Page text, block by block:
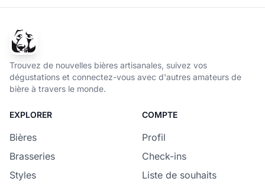
Trouvez de nouvelles bières artisanales, suivez vos
dégustations et connectez-vous avec d'autres amateurs de
bière à travers le monde.
EXPLORER
Bières
Brasseries
Styles
COMPTE
Profil
Check-ins
Liste de souhaits